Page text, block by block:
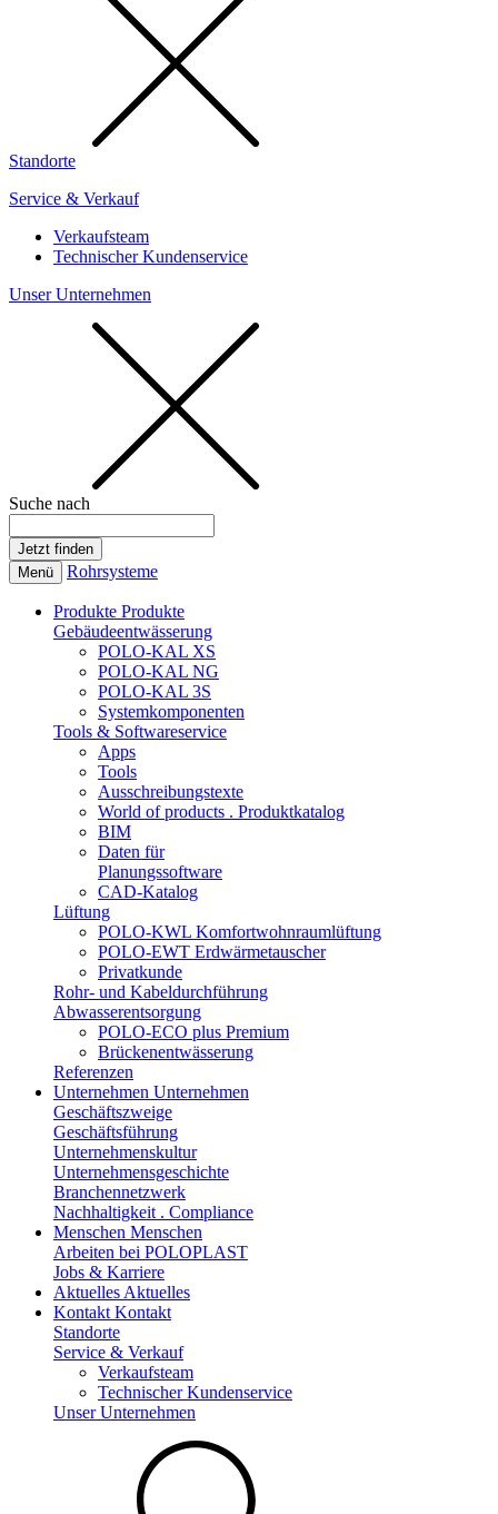
Standorte
Service & Verkauf
Verkaufsteam
Technischer Kundenservice
Unser Unternehmen
Suche nach
Menü Rohrsysteme
Produkte Produkte
Gebäudeentwässerung
POLO-KAL XS
POLO-KAL NG
POLO-KAL 3S
Systemkomponenten
Tools & Softwareservice
Apps
Tools
Ausschreibungstexte
World of products . Produktkatalog
BIM
Daten für
Planungssoftware
CAD-Katalog
Lüftung
POLO-KWL Komfortwohnraumlüftung
POLO-EWT Erdwärmetauscher
Privatkunde
Rohr- und Kabeldurchführung
Abwasserentsorgung
POLO-ECO plus Premium
Brückenentwässerung
Referenzen
Unternehmen Unternehmen
Geschäftszweige
Geschäftsführung
Unternehmenskultur
Unternehmensgeschichte
Branchennetzwerk
Nachhaltigkeit . Compliance
Menschen Menschen
Arbeiten bei POLOPLAST
Jobs & Karriere
Aktuelles Aktuelles
Kontakt Kontakt
Standorte
Service & Verkauf
Verkaufsteam
Technischer Kundenservice
Unser Unternehmen